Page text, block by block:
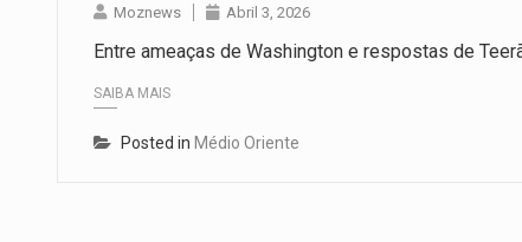
Moznews Abril 3, 2026
Entre ameaças de Washington e respostas de
SAIBA MAIS
Posted in Médio Oriente